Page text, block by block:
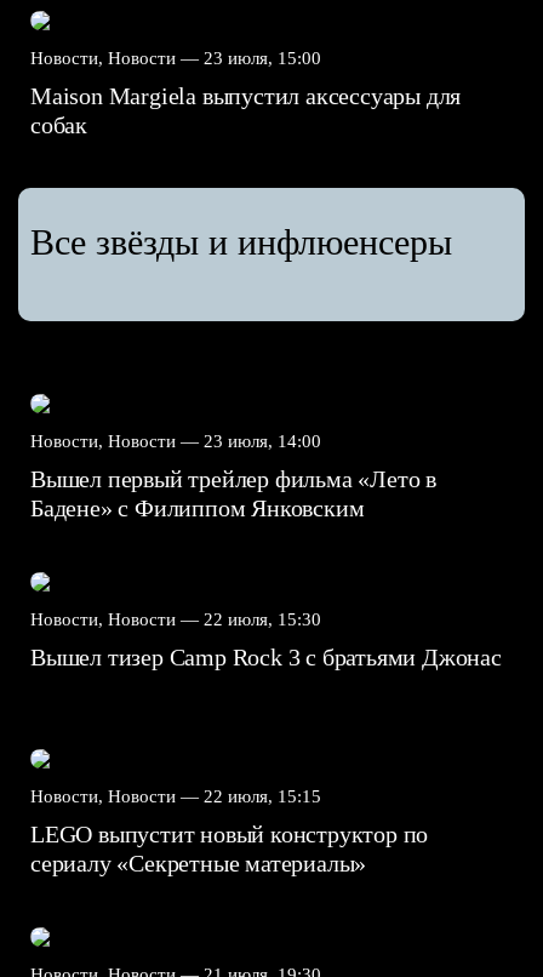
Новости, Новости — 23 июля, 15:00
Maison Margiela выпустил аксессуары для
собак
Все звёзды и инфлюенсеры
Новости, Новости — 23 июля, 14:00
Вышел первый трейлер фильма «Лето в
Бадене» с Филиппом Янковским
Новости, Новости — 22 июля, 15:30
Вышел тизер Camp Rock 3 с братьями Джонас
Новости, Новости — 22 июля, 15:15
LEGO выпустит новый конструктор по
сериалу «Секретные материалы»